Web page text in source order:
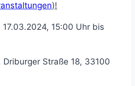
)!
17.03.2024, 15:00 Uhr bis
Driburger Straße 18, 33100